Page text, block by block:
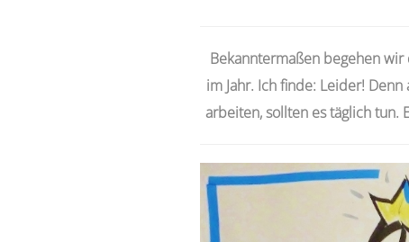
Bekanntermaßen begehen
im Jahr. Ich finde: Leider!
arbeiten, sollten es täglich tun.